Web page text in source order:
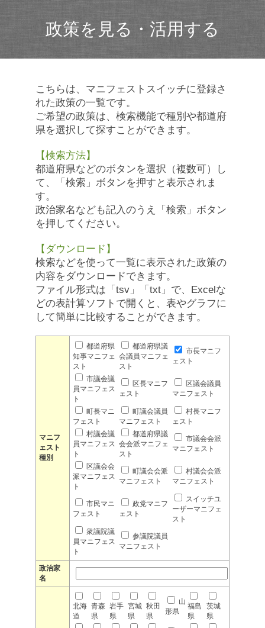
政策を見る・活用する
こちらは、マニフェストスイッチに登録さ
れた政策の一覧です。
ご希望の政策は、検索機能で種別や都道府
県を選択して探すことができます。
【検索方法】
都道府県などのボタンを選択（複数可）し
て、「検索」ボタンを押すと表示されま
す。
政治家名なども記入のうえ「検索」ボタン
を押してください。
【ダウンロード】
検索などを使って一覧に表示された政策の
内容をダウンロードできます。
ファイル形式は「tsv」「txt」で、Excelな
どの表計算ソフトで開くと、表やグラフに
して簡単に比較することができます。
マニフ
ェスト
種別
都道府県
知事マニフェ
スト
都道府県議
会議員マニフェ
スト
市長マニフ
ェスト
市議会議
員マニフェス
ト
区長マニフ
ェスト
区議会議員
マニフェスト
町長マニ
フェスト
町議会議員
マニフェスト
村長マニフ
ェスト
村議会議
員マニフェス
ト
都道府県議
会会派マニフェ
スト
市議会会派
マニフェスト
区議会会
派マニフェス
ト
町議会会派
マニフェスト
村議会会派
マニフェスト
市民マニ
フェスト
政党マニフ
ェスト
スイッチユ
ーザーマニフェ
スト
衆議院議
員マニフェス
ト
参議院議員
マニフェスト
政治家
名
北海
道
青森
県
岩手
県
宮城
県
秋田
県
山
形県
福島
県
茨城
県